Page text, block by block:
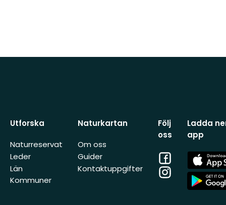
Utforska
Naturreservat
Leder
Län
Kommuner
Naturkartan
Om oss
Guider
Kontaktuppgifter
Följ
oss
Facebook
Instagram
Ladda
app
App
Store
App
Store